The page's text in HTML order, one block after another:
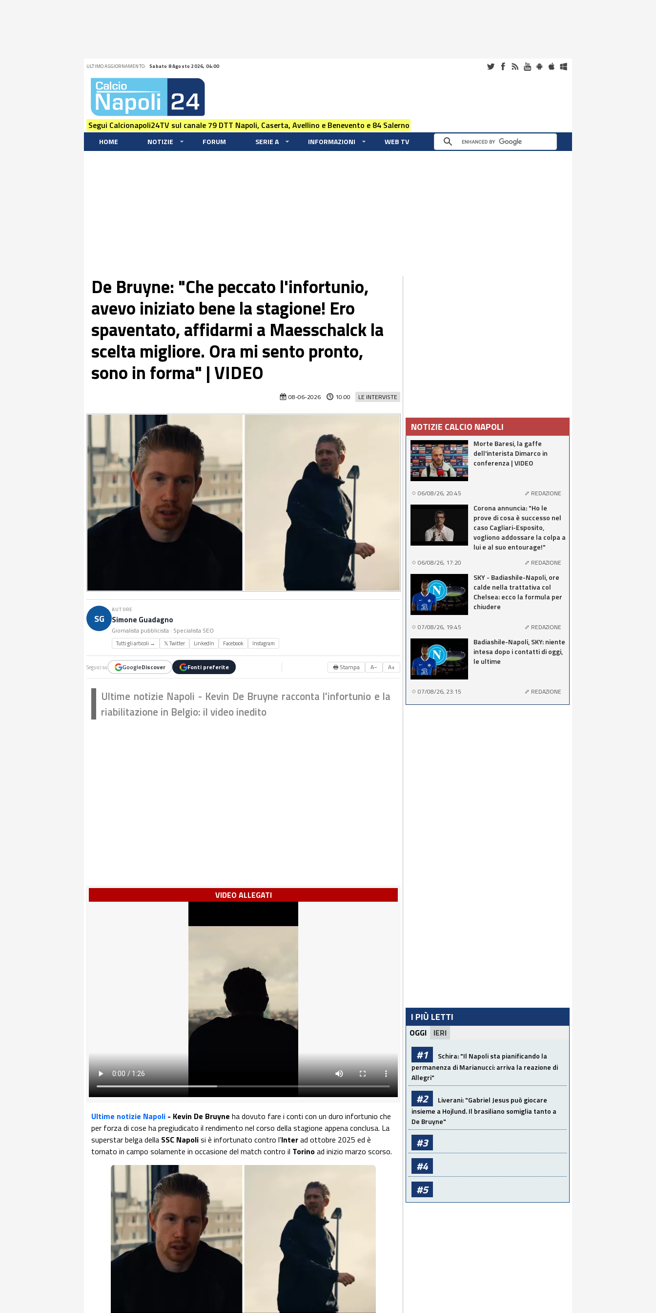
ULTIMO AGGIORNAMENTO: Sabato 8 Agosto 2026, 04:00
Segui Calcionapoli24TV sul canale 79 DTT Napoli, Caserta, Avellino e Benevento e 84 Salerno
HOME NOTIZIE FORUM SERIE A INFORMAZIONI WEB TV
De Bruyne: "Che peccato l'infortunio,
avevo iniziato bene la stagione! Ero
spaventato, affidarmi a Maesschalck la
scelta migliore. Ora mi sento pronto,
sono in forma" | VIDEO
LE INTERVISTE
08-06-2026 10:00
SG
AUTORE
Simone Guadagno
Giornalista pubblicista · Specialista SEO
Tutti gli articoli → 𝕏 Twitter LinkedIn Facebook Instagram
Seguici su GoogleDiscover Fonti preferite 🖶 Stampa A− A+
Ultime notizie Napoli - Kevin De Bruyne racconta l'infortunio e la
riabilitazione in Belgio: il video inedito
VIDEO ALLEGATI
Ultime notizie Napoli - Kevin De Bruyne ha dovuto fare i conti con un duro infortunio che
per forza di cose ha pregiudicato il rendimento nel corso della stagione appena conclusa. La
superstar belga della SSC Napolisi è infortunato contro l'Interad ottobre 2025 ed è
tornato in campo solamente in occasione del match contro il Torinoad inizio marzo scorso.
NOTIZIE CALCIO NAPOLI
Morte Baresi, la gaffe
dell'interista Dimarco in
conferenza | VIDEO
06/08/26, 20:45 REDAZIONE
Corona annuncia: "Ho le
prove di cosa è successo nel
caso Cagliari-Esposito,
vogliono addossare la colpa a
lui e al suo entourage!"
06/08/26, 17:20 REDAZIONE
SKY - Badiashile-Napoli, ore
calde nella trattativa col
Chelsea: ecco la formula per
chiudere
07/08/26, 19:45 REDAZIONE
Badiashile-Napoli, SKY: niente
intesa dopo i contatti di oggi,
le ultime
07/08/26, 23:15 REDAZIONE
I PIÙ LETTI
OGGI IERI
#1
Schira: "Il Napoli sta pianificando la
permanenza di Marianucci: arriva la reazione di
Allegri"
#2
Liverani: "Gabriel Jesus può giocare
insieme a Hojlund. Il brasiliano somiglia tanto a
De Bruyne"
#3
#4
#5